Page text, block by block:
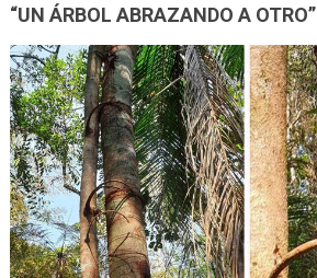
“UN ÁRBOL ABRAZANDO A OTRO”